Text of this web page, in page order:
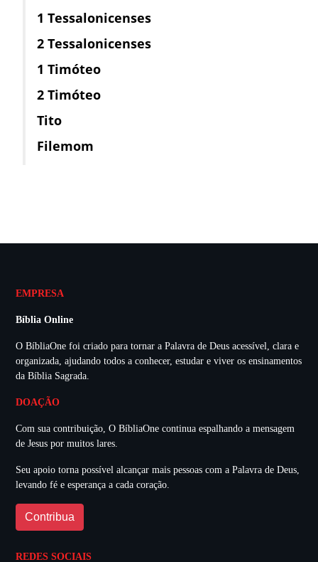
1 Tessalonicenses
2 Tessalonicenses
1 Timóteo
2 Timóteo
Tito
Filemom
EMPRESA
Bíblia Online
O BíbliaOne foi criado para tornar a Palavra de Deus acessível, clara e
organizada, ajudando todos a conhecer, estudar e viver os ensinamentos
da Bíblia Sagrada.
DOAÇÃO
Com sua contribuição, O BíbliaOne continua espalhando a mensagem
de Jesus por muitos lares.
Seu apoio torna possível alcançar mais pessoas com a Palavra de Deus,
levando fé e esperança a cada coração.
Contribua
REDES SOCIAIS